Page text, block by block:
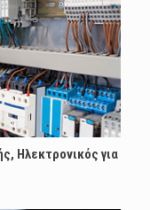
Ηλεκτρονικός για